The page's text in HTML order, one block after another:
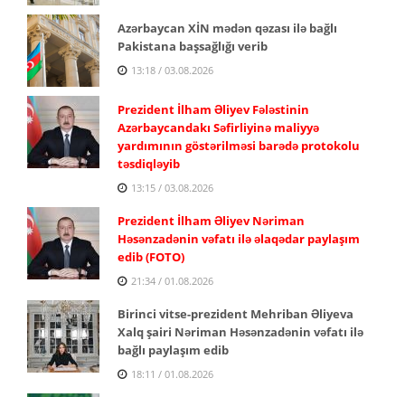
Azərbaycan XİN mədən qəzası ilə bağlı
Pakistana başsağlığı verib
13:18 / 03.08.2026
Prezident İlham Əliyev Fələstinin
Azərbaycandakı Səfirliyinə maliyyə
yardımının göstərilməsi barədə protokolu
təsdiqləyib
13:15 / 03.08.2026
Prezident İlham Əliyev Nəriman
Həsənzadənin vəfatı ilə əlaqədar paylaşım
edib (FOTO)
21:34 / 01.08.2026
Birinci vitse-prezident Mehriban Əliyeva
Xalq şairi Nəriman Həsənzadənin vəfatı ilə
bağlı paylaşım edib
18:11 / 01.08.2026